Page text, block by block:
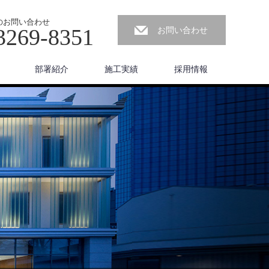
お問い合わせ
8351 お問い合わせ
部署紹介 施工実績 採用情報